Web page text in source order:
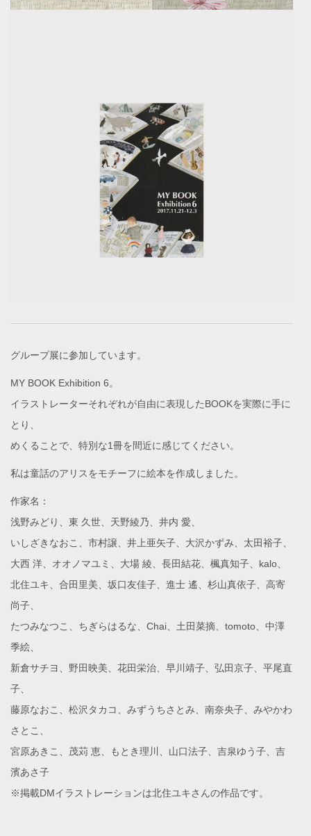
グループ展に参加しています。
MY BOOK Exhibition 6。
イラストレーターそれぞれが自由に表現したBOOKを実際に手に
とり、
めくることで、特別な1冊を間近に感じてください。
私は童話のアリスをモチーフに絵本を作成しました。
作家名：
浅野みどり、東 久世、天野綾乃、井内 愛、
いしざきなおこ、市村譲、井上亜矢子、大沢かずみ、太田裕子、
大西 洋、オオノマユミ、大場 綾、長田結花、楓真知子、kalo、
北住ユキ、合田里美、坂口友佳子、進士 遙、杉山真依子、高寄
尚子、
たつみなつこ、ちぎらはるな、Chai、土田菜摘、tomoto、中澤
季絵、
新倉サチヨ、野田映美、花田栄治、早川靖子、弘田京子、平尾直
子、
藤原なおこ、松沢タカコ、みずうちさとみ、南奈央子、みやかわ
さとこ、
宮原あきこ、茂苅 恵、もとき理川、山口法子、吉泉ゆう子、吉
濱あさ子
※掲載DMイラストレーションは北住ユキさんの作品です。